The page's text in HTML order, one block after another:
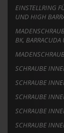
EINSTELLRING
UND HIGH
BK,
SCHRAUBE
SCHRAUBE
SCHRAUBE
SCHRAUBE
SCHRAUBE